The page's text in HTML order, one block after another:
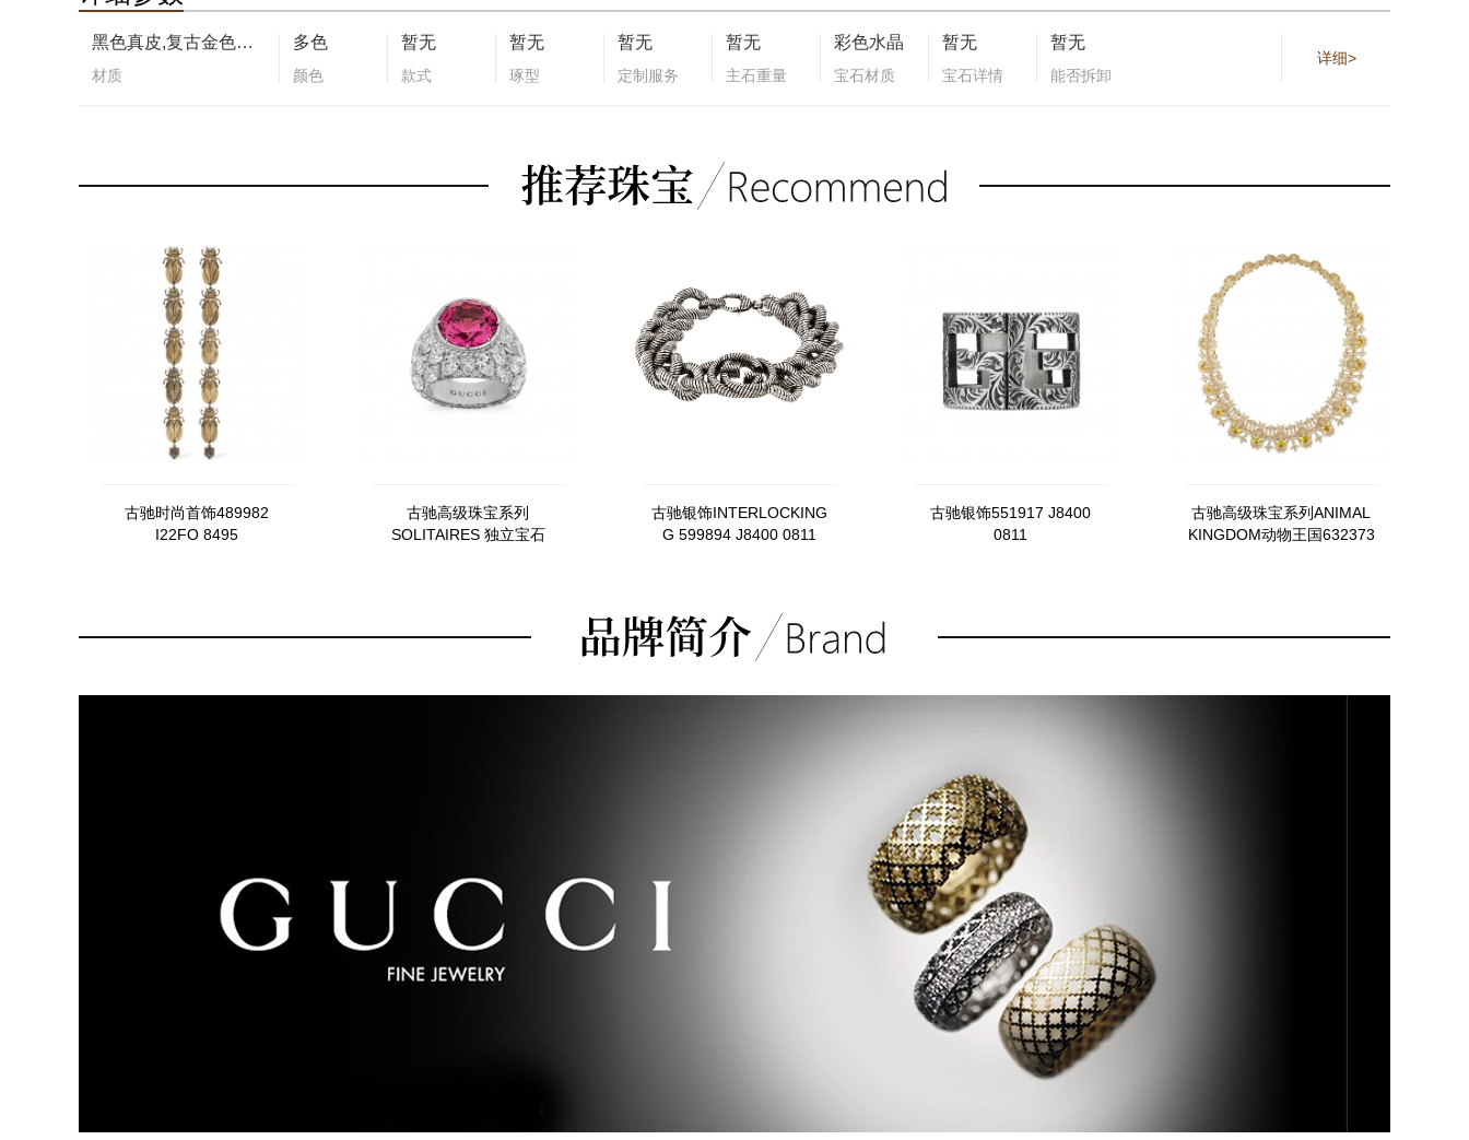
黑色真皮,复古金色效果金属
材质
多色
颜色
暂无
款式
暂无
琢型
暂无
定制服务
暂无
主石重量
彩色水晶
宝石材质
暂无
宝石详情
暂无
能否拆卸
详细>
古驰时尚首饰489982
I22FO 8495
古驰高级珠宝系列
SOLITAIRES 独立宝石
古驰银饰INTERLOCKING
G 599894 J8400 0811
古驰银饰551917 J8400
0811
古驰高级珠宝系列ANIMAL
KINGDOM动物王国632373